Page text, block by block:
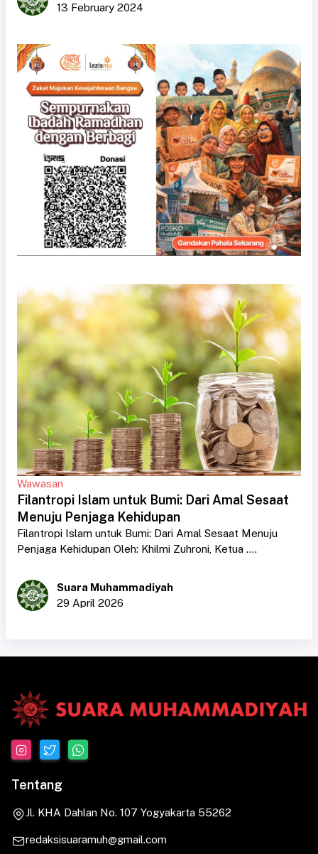
13 February 2024
Wawasan
Filantropi Islam untuk Bumi: Dari Amal Sesaat
Menuju Penjaga Kehidupan
Filantropi Islam untuk Bumi: Dari Amal Sesaat Menuju
Penjaga Kehidupan Oleh: Khilmi Zuhroni, Ketua ....
Suara Muhammadiyah
29 April 2026
Tentang
Jl. KHA Dahlan No. 107 Yogyakarta 55262
redaksisuaramuh@gmail.com